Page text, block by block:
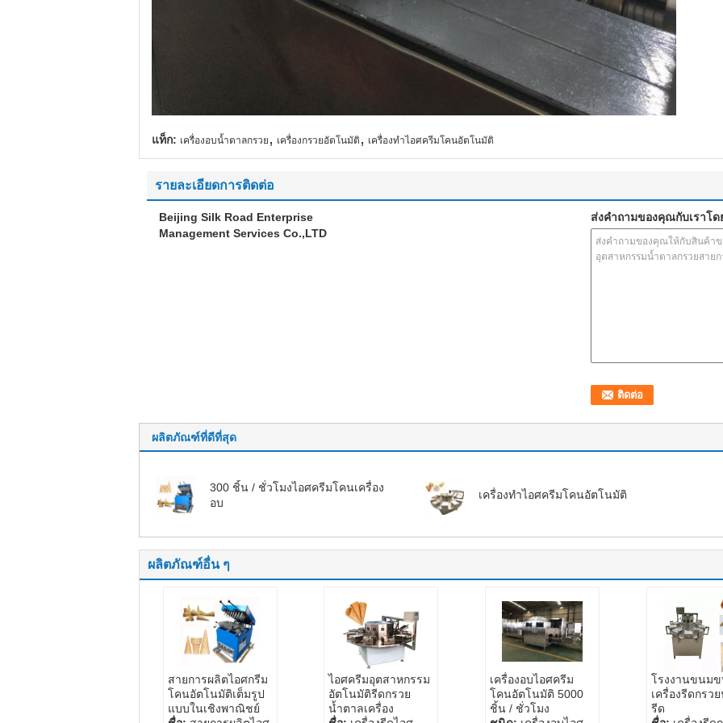
แท็ก: เครื่องอบน้ำตาลกรวย , เครื่องกรวยอัตโนมัติ , เครื่องทำไอศครีมโคนอัตโนมัติ
รายละเอียดการติดต่อ
Beijing Silk Road Enterprise
Management Services Co.,LTD
ส่งคำถามของคุณกับเราโด
ผลิตภัณฑ์ที่ดีที่สุด
300 ชิ้น / ชั่วโมงไอศครีมโคนเครื่อง
อบ
เครื่องทำไอศครีมโคนอัตโนมัติ
ผลิตภัณฑ์อื่น ๆ
สายการผลิตไอศกรีม
โคนอัตโนมัติเต็มรูป
แบบในเชิงพาณิชย์
ไอศครีมอุตสาหกรรม
อัตโนมัติรีดกรวย
น้ำตาลเครื่อง
เครื่องอบไอศครีม
โคนอัตโนมัติ 5000
ชิ้น / ชั่วโมง
โรงงานขนมข
เครื่องรีดกรว
รีด